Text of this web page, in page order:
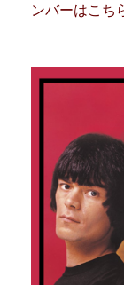
ンバーはこち